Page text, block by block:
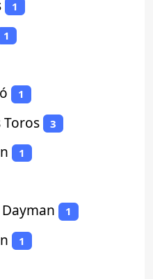
1
1
1
Toros 3
1
1
1